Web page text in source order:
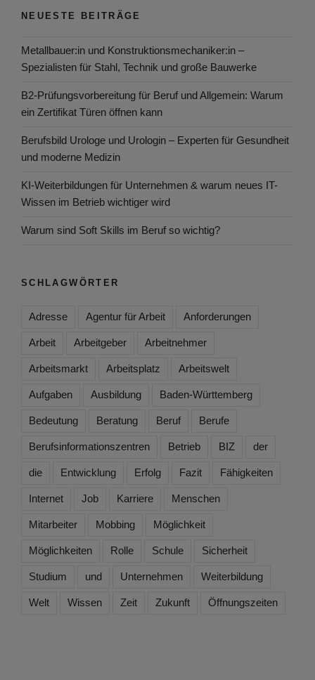
NEUESTE BEITRÄGE
Metallbauer:in und Konstruktionsmechaniker:in –
Spezialisten für Stahl, Technik und große Bauwerke
B2-Prüfungsvorbereitung für Beruf und Allgemein: Warum
ein Zertifikat Türen öffnen kann
Berufsbild Urologe und Urologin – Experten für Gesundheit
und moderne Medizin
KI-Weiterbildungen für Unternehmen & warum neues IT-
Wissen im Betrieb wichtiger wird
Warum sind Soft Skills im Beruf so wichtig?
SCHLAGWÖRTER
Adresse Agentur für Arbeit Anforderungen
Arbeit Arbeitgeber Arbeitnehmer
Arbeitsmarkt Arbeitsplatz Arbeitswelt
Aufgaben Ausbildung Baden-Württemberg
Bedeutung Beratung Beruf Berufe
Berufsinformationszentren Betrieb BIZ der
die Entwicklung Erfolg Fazit Fähigkeiten
Internet Job Karriere Menschen
Mitarbeiter Mobbing Möglichkeit
Möglichkeiten Rolle Schule Sicherheit
Studium und Unternehmen Weiterbildung
Welt Wissen Zeit Zukunft Öffnungszeiten